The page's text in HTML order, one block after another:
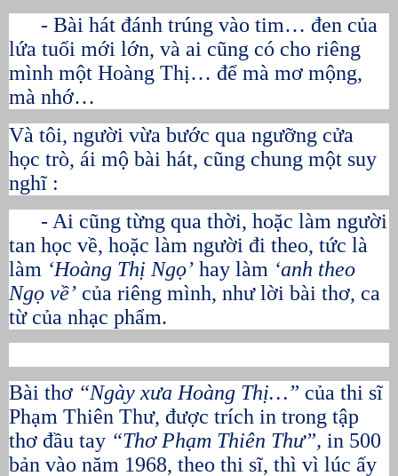
- Bài hát đánh trúng vào tim… đen của
lứa tuổi mới lớn, và ai cũng có cho riêng
mình một Hoàng Thị… để mà mơ mộng,
mà nhớ…
Và tôi, người vừa bước qua ngưỡng cửa
học trò, ái mộ bài hát, cũng chung một suy
nghĩ :
- Ai cũng từng qua thời, hoặc làm người
tan học về, hoặc làm người đi theo, tức là
làm ‘Hoàng Thị Ngọ’ hay làm ‘anh theo
Ngọ về’ của riêng mình, như lời bài thơ, ca
từ của nhạc phẩm.
Bài thơ “Ngày xưa Hoàng Thị…” của thi sĩ
Phạm Thiên Thư, được trích in trong tập
thơ đầu tay “Thơ Phạm Thiên Thư”, in 500
bản vào năm 1968, theo thi sĩ, thì vì lúc ấy